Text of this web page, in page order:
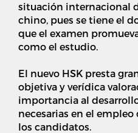
situación internacional
chino, pues se tiene el
que el examen
como el estudio.
El nuevo HSK presta
objetiva y verídica
importancia al
necesarias en el
los candidatos.